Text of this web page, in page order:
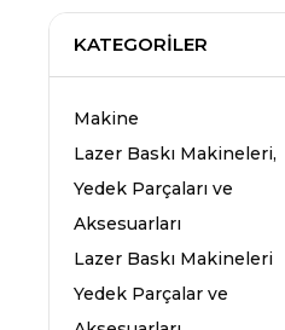
KATEGORILER
Makine
Lazer Baskı Makineleri,
Yedek Parçaları ve
Aksesuarları
Lazer Baskı Makineleri
Yedek Parçalar ve